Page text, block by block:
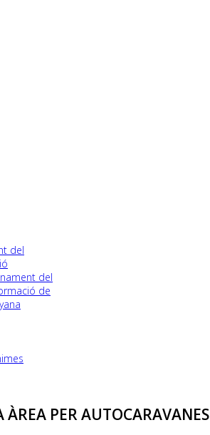
del
del
de
PER AUTOCARAVANES